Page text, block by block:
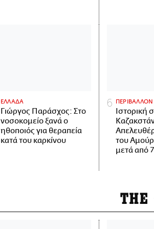
ΕΛΛΑΔΑ
Γιώργος Παράσχος: Στο
νοσοκομείο ξανά ο
ηθοποιός για θεραπεία
κατά του καρκίνου
ΠΕΡΙΒΑΛΛΟΝ
Ιστορική
του
μετά από
THE